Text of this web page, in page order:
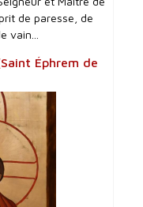
de paresse, de
vain...
Éphrem de